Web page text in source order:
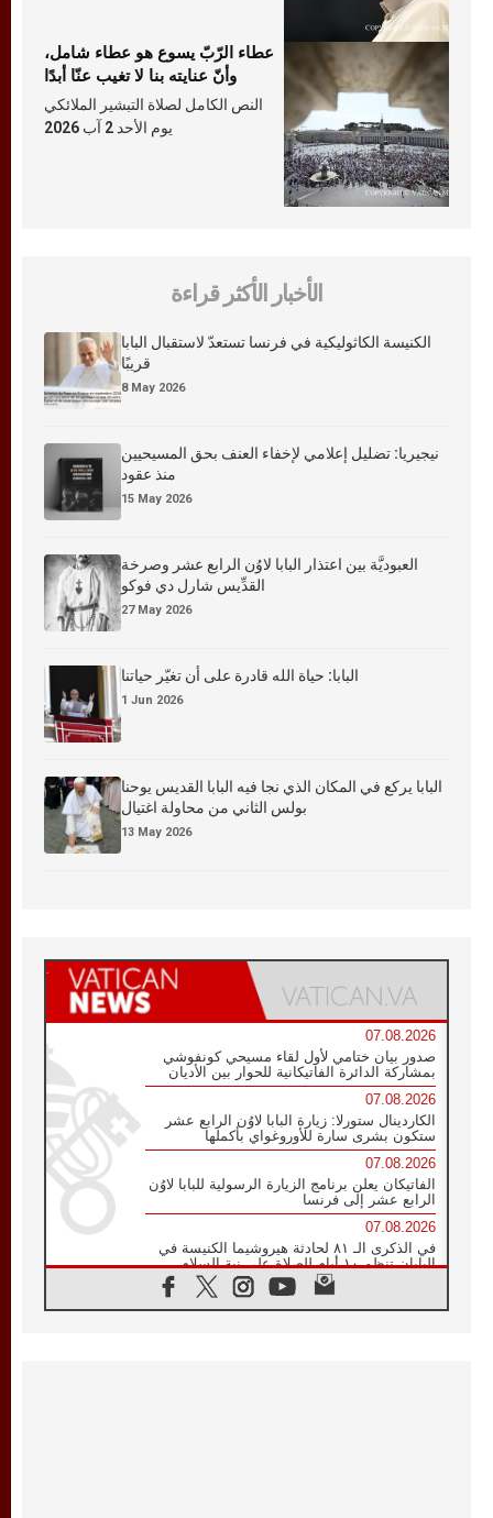
عطاء الرّبّ يسوع هو عطاء شامل،
وأنّ عنايته بنا لا تغيب عنّا أبدًا
النص الكامل لصلاة التبشير الملائكي
يوم الأحد 2 آب 2026
الأخبار الأكثر قراءة
الكنيسة الكاثوليكية في فرنسا تستعدّ لاستقبال البابا
قريبًا
8 May 2026
نيجيريا: تضليل إعلامي لإخفاء العنف بحق المسيحيين
منذ عقود
15 May 2026
العبوديَّة بين اعتذار البابا لاوُن الرابع عشر وصرخة
القدِّيس شارل دي فوكو
27 May 2026
البابا: حياة الله قادرة على أن تغيّر حياتنا
1 Jun 2026
البابا يركع في المكان الذي نجا فيه البابا القديس يوحنا
بولس الثاني من محاولة اغتيال
13 May 2026
07.08.2026
صدور بيان ختامي لأول لقاء مسيحي كونفوشي
بمشاركة الدائرة الفاتيكانية للحوار بين الأديان
07.08.2026
الكاردينال ستورلا: زيارة البابا لاوُن الرابع عشر
ستكون بشرى سارة للأوروغواي بأكملها
07.08.2026
الفاتيكان يعلن برنامج الزيارة الرسولية للبابا لاوُن
الرابع عشر إلى فرنسا
07.08.2026
في الذكرى الـ ٨١ لحادثة هيروشيما الكنيسة في
اليابان تنظم ١٠ أيام للصلاة على نية السلام
الكنيسة في الأوروغواي: زيارة البابا ستعزز